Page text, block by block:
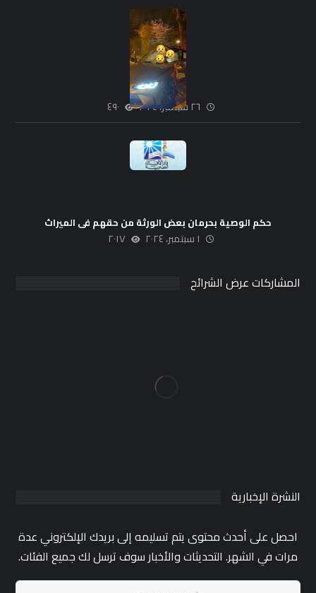
فنان
٢٦ سبتمبر، ٢٠٢٤ ٤٩٠
حكم الوصية بحرمان بعض الورثة من حقهم فى الميراث
١ سبتمبر، ٢٠٢٤ ٢٠١٧
المشاركات عرض الشرائح
النشرة الإخبارية
احصل على أحدث محتوى يتم تسليمه إلى بريدك الإلكتروني عدة
مرات في الشهر. التحديثات والأخبار سوف ترسل لك جميع الفئات.